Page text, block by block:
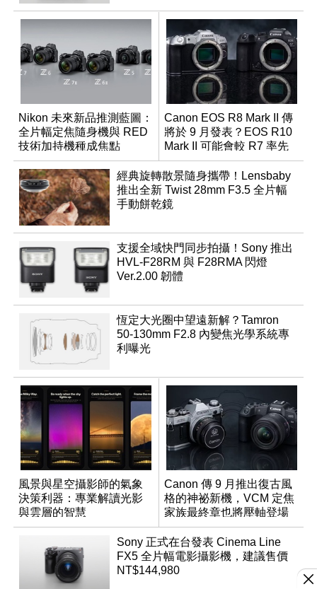
Nikon 未來新品推測藍圖：
全片幅定焦隨身機與 RED
技術加持機種成焦點
Canon EOS R8 Mark II 傳
將於 9 月發表？EOS R10
Mark II 可能會較 R7 率先
推出
經典旋轉散景隨身攜帶！Lensbaby
推出全新 Twist 28mm F3.5 全片幅
手動餅乾鏡
支援全域快門同步拍攝！Sony 推出
HVL-F28RM 與 F28RMA 閃燈
Ver.2.00 韌體
恆定大光圈中望遠新解？Tamron
50-130mm F2.8 內變焦光學系統專
利曝光
風景與星空攝影師的氣象
決策利器：專業解讀光影
與雲層的智慧
App「Atmos」登場
Canon 傳 9 月推出復古風
格的神祕新機，VCM 定焦
家族最終章也將壓軸登場
Sony 正式在台發表 Cinema Line
FX5 全片幅電影攝影機，建議售價
NT$144,980